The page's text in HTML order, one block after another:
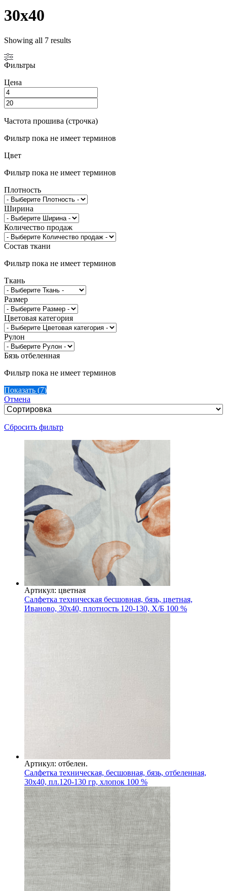
30х40
Showing all 7 results
Фильтры
Цена
Частота прошива (строчка)
Фильтр пока не имеет терминов
Цвет
Фильтр пока не имеет терминов
Плотность
Ширина
Количество продаж
Состав ткани
Фильтр пока не имеет терминов
Ткань
Размер
Цветовая категория
Рулон
Бязь отбеленная
Фильтр пока не имеет терминов
Показать (7)
Отмена
Сбросить фильтр
Артикул: цветная
Салфетка техническая бесшовная, бязь, цветная,
Иваново, 30х40, плотность 120-130, Х/Б 100 %
Артикул: отбелен.
Салфетка техническая, бесшовная, бязь, отбеленная,
30х40, пл.120-130 гр, хлопок 100 %